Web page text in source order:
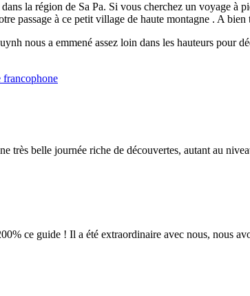
la région de Sa Pa. Si vous cherchez un voyage à
passage à ce petit village de haute montagne . A bien
nous a emmené assez loin dans les hauteurs pour
très belle journée riche de découvertes, autant au
ce guide ! Il a été extraordinaire avec nous, nous